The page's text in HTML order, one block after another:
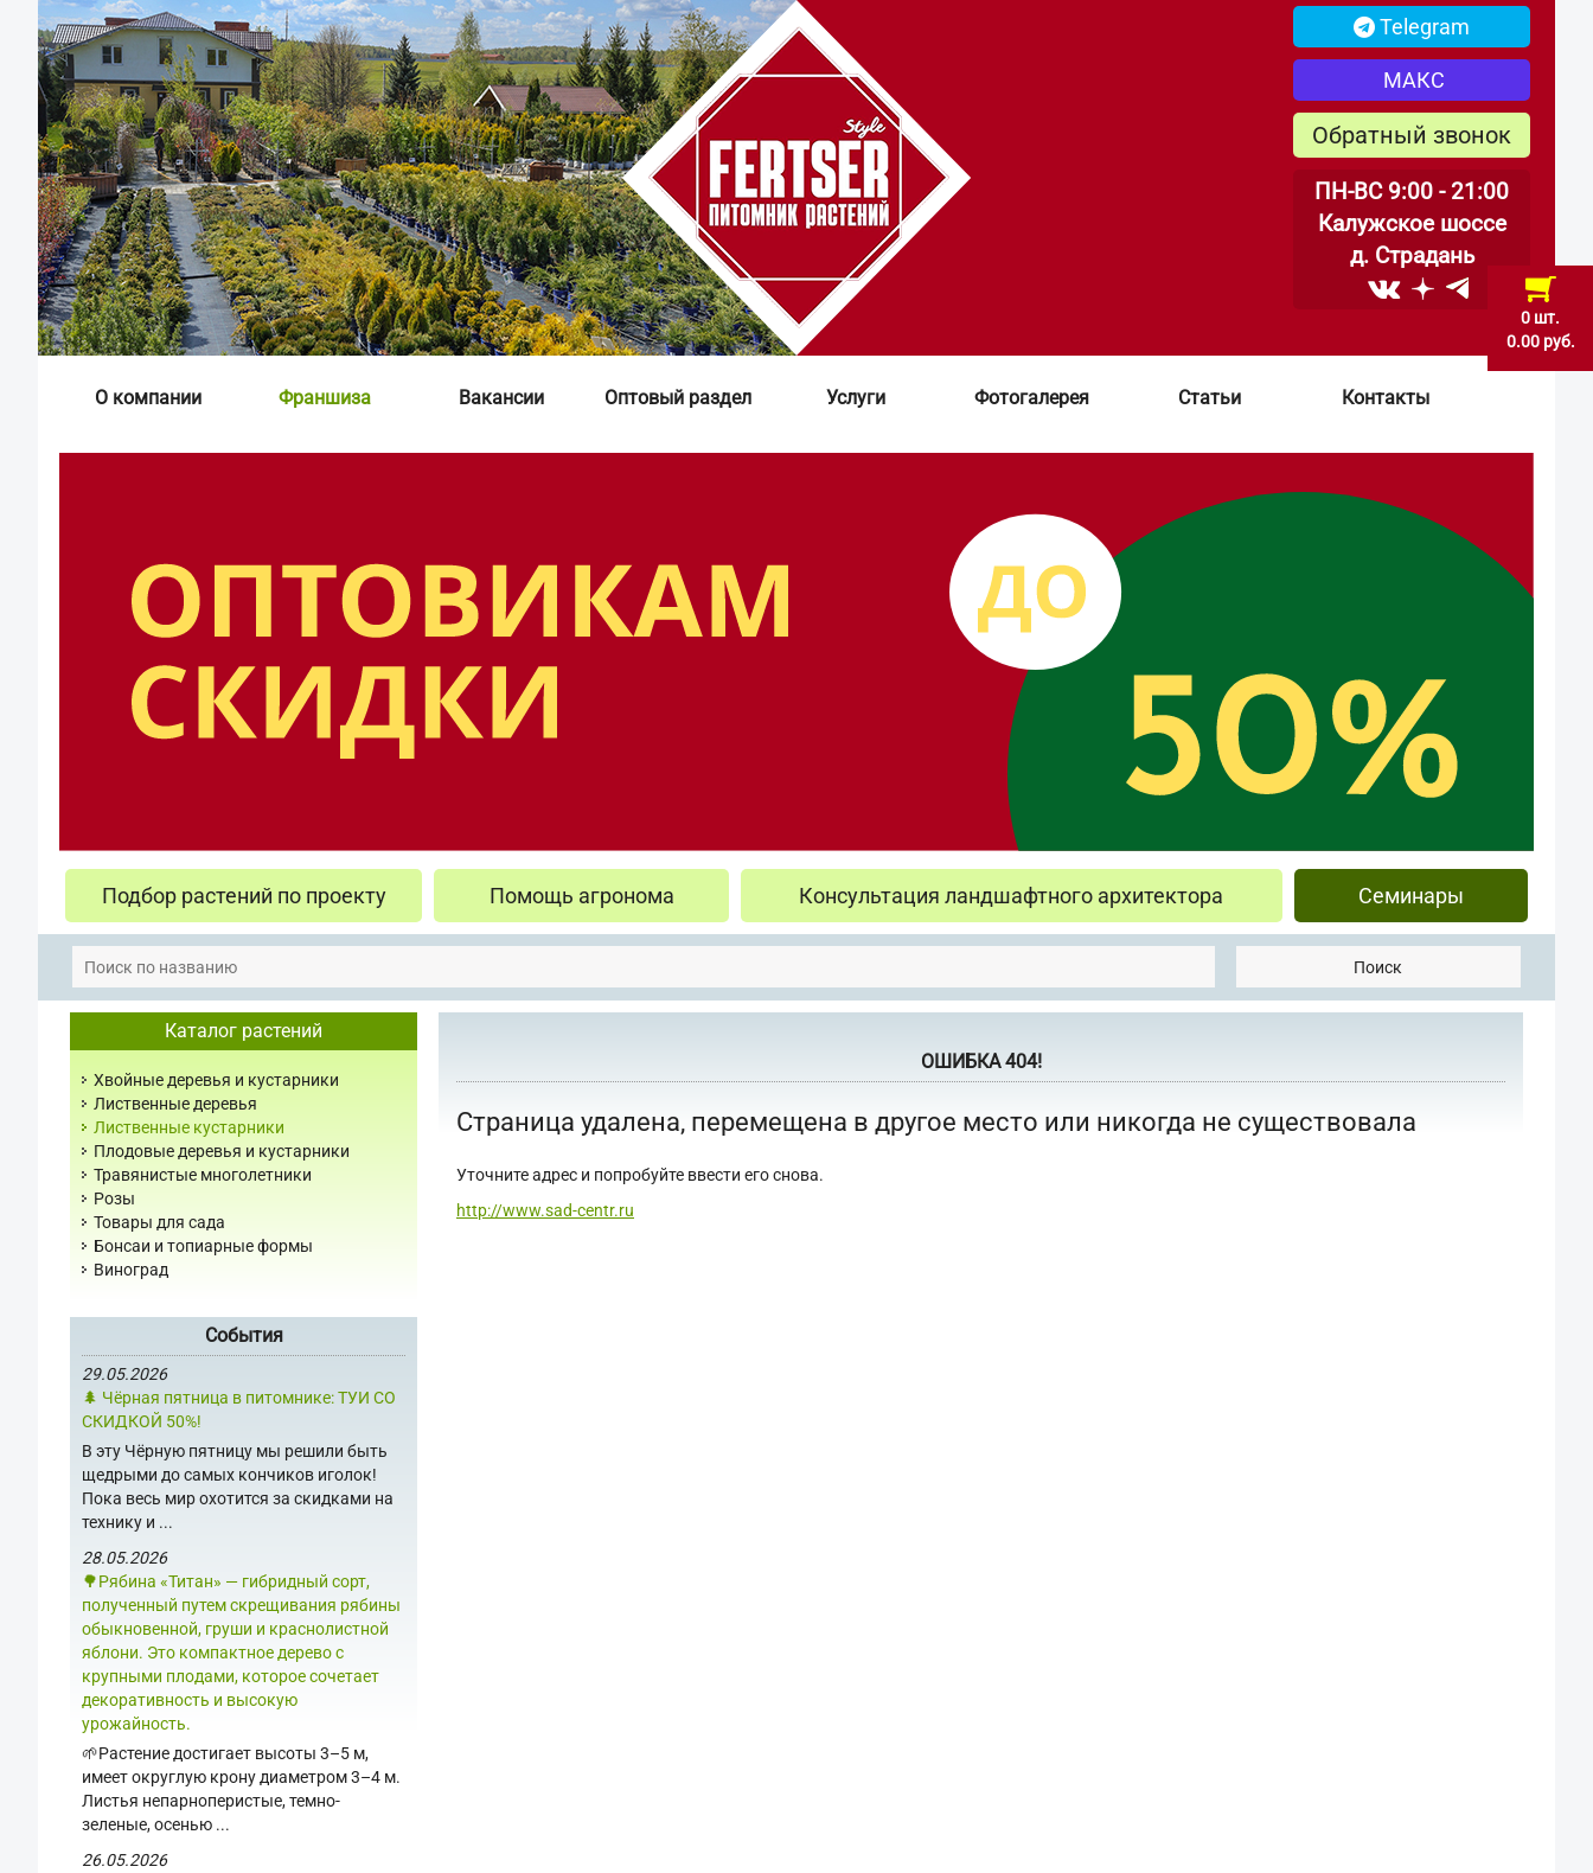
0 шт.
0.00 руб.
Telegram
МАКС
Обратный звонок
ПН-ВС 9:00 - 21:00
Калужское шоссе
д. Страдань
О компании Франшиза Вакансии Оптовый раздел Услуги Фотогалерея Статьи Контакты
Подбор растений по проекту Помощь агронома Консультация ландшафтного архитектора Семинары
Поиск
Каталог растений
Хвойные деревья и кустарники
Лиственные деревья
Лиственные кустарники
Плодовые деревья и кустарники
Травянистые многолетники
Розы
Товары для сада
Бонсаи и топиарные формы
Виноград
События
29.05.2026
🌲 Чёрная пятница в питомнике: ТУИ СО
СКИДКОЙ 50%!
В эту Чёрную пятницу мы решили быть
щедрыми до самых кончиков иголок!
Пока весь мир охотится за скидками на
технику и ...
28.05.2026
🌳Рябина «Титан» — гибридный сорт,
полученный путем скрещивания рябины
обыкновенной, груши и краснолистной
яблони. Это компактное дерево с
крупными плодами, которое сочетает
декоративность и высокую
урожайность.
🌱Растение достигает высоты 3–5 м,
имеет округлую крону диаметром 3–4 м.
Листья непарноперистые, темно-
зеленые, осенью ...
26.05.2026
ОШИБКА 404!
Страница удалена, перемещена в другое место или никогда не существовала
Уточните адрес и попробуйте ввести его снова.
http://www.sad-centr.ru